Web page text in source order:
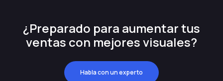
¿Preparado para aumentar tus
ventas con mejores visuales?
Habla con un experto